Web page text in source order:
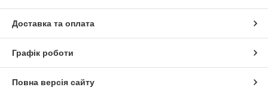
Доставка та оплата
Графік роботи
Повна версія сайту